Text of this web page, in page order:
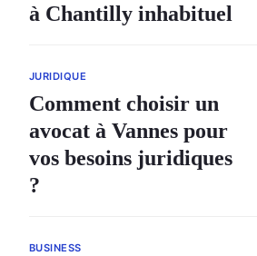
à Chantilly inhabituel
JURIDIQUE
Comment choisir un
avocat à Vannes pour
vos besoins juridiques
?
BUSINESS